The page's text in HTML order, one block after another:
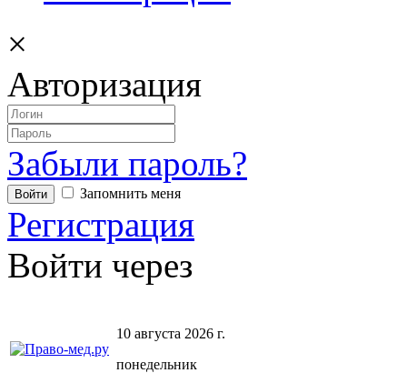
×
Авторизация
Забыли пароль?
Запомнить меня
Регистрация
Войти через
10 августа 2026 г.
понедельник